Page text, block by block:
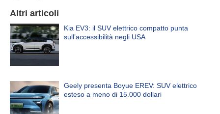
Altri articoli
Kia EV3: il SUV elettrico compatto punta
sull’accessibilità negli USA
Geely presenta Boyue EREV: SUV elettrico
esteso a meno di 15.000 dollari